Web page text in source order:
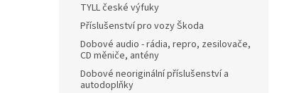
TYLL české výfuky
Příslušenství pro vozy Škoda
Dobové audio - rádia, repro, zesilovače,
CD měniče, antény
Dobové neoriginální příslušenství a
autodoplňky